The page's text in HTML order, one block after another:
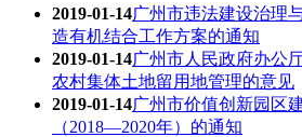
2019-01-14广州市违法建设治理
造有机结合工作方案的通知
2019-01-14广州市人民政府办公
农村集体土地留用地管理的意见
2019-01-14广州市价值创新园区
（2018—2020年）的通知